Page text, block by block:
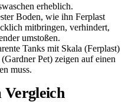
erheblich.
Boden, wie ihn Ferplast
mitbringen, verhindert,
umstoßen.
Tanks mit Skala (Ferplast)
Pet) zeigen auf einen
muss.
Vergleich